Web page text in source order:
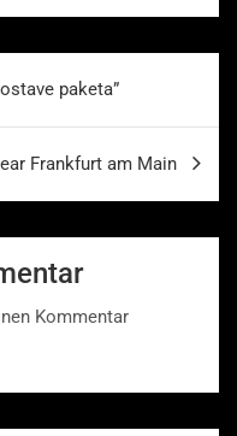
paketa”
Frankfurt am Main
Kommentar